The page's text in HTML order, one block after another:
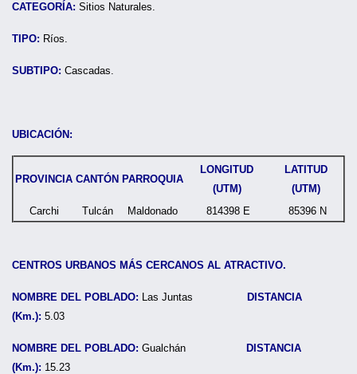
CATEGORÍA: Sitios Naturales.
TIPO: Ríos.
SUBTIPO: Cascadas.
UBICACIÓN:
PROVINCIA CANTÓN PARROQUIA
LONGITUD
(UTM)
LATITUD
(UTM)
Carchi
Tulcán Maldonado 814398 E 85396 N
CENTROS URBANOS MÁS CERCANOS AL ATRACTIVO.
NOMBRE DEL POBLADO: Las Juntas
DISTANCIA
(Km.): 5.03
NOMBRE DEL POBLADO: Gualchán
DISTANCIA
(Km.): 15.23